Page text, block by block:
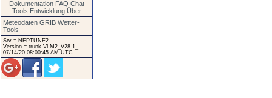
Dokumentation FAQ Chat
Tools Entwicklung Über
Meteodaten GRIB Wetter-
Tools
Srv = NEPTUNE2.
Version = trunk VLM2_V28.1_
07/14/20 08:00:45 AM UTC